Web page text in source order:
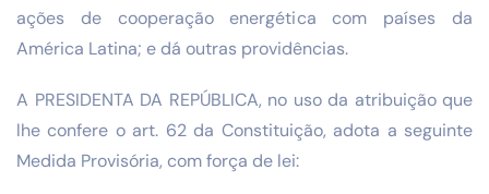
ações de cooperação energética com países da
América Latina; e dá outras providências.
A PRESIDENTA DA REPÚBLICA, no uso da atribuição que
lhe confere o art. 62 da Constituição, adota a seguinte
Medida Provisória, com força de lei: